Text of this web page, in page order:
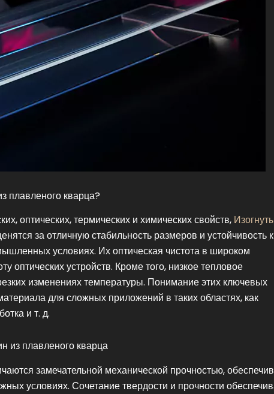
плавленого кварца?
оптических, термических и химических свойств,
за отличную стабильность размеров и устойчивость к
условиях. Их оптическая чистота в широком
оптических устройств. Кроме того, низкое тепловое
изменениях температуры. Понимание этих ключевых
для сложных приложений в таких областях, как
и т. д.
из плавленого кварца
замечательной механической прочностью,
условиях. Сочетание твердости и прочности